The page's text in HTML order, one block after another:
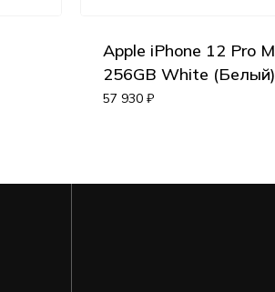
Apple iPhone 12 Pro
256GB White (Белый)
57 930 ₽